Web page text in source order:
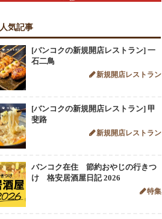
人気記事
[バンコクの新規開店レストラン] 一
石二鳥
新規開店レストラン
[バンコクの新規開店レストラン] 甲
斐路
新規開店レストラン
バンコク在住 節約おやじの行きつ
け 格安居酒屋日記 2026
特集